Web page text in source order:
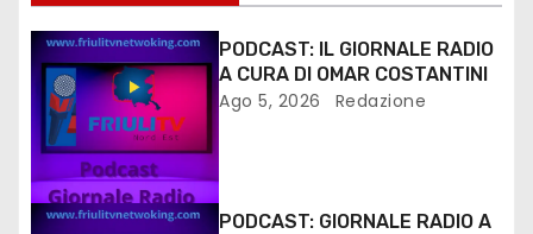
PODCAST: IL GIORNALE RADIO
A CURA DI OMAR COSTANTINI
Ago 5, 2026 Redazione
PODCAST: GIORNALE RADIO A